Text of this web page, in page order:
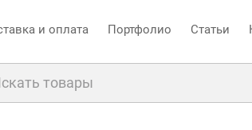
и оплата Портфолио Статьи